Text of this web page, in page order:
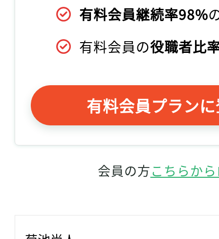
有料会員継続率98%
有料会員の役職者比
有料会員プラン
会員の方こちらか